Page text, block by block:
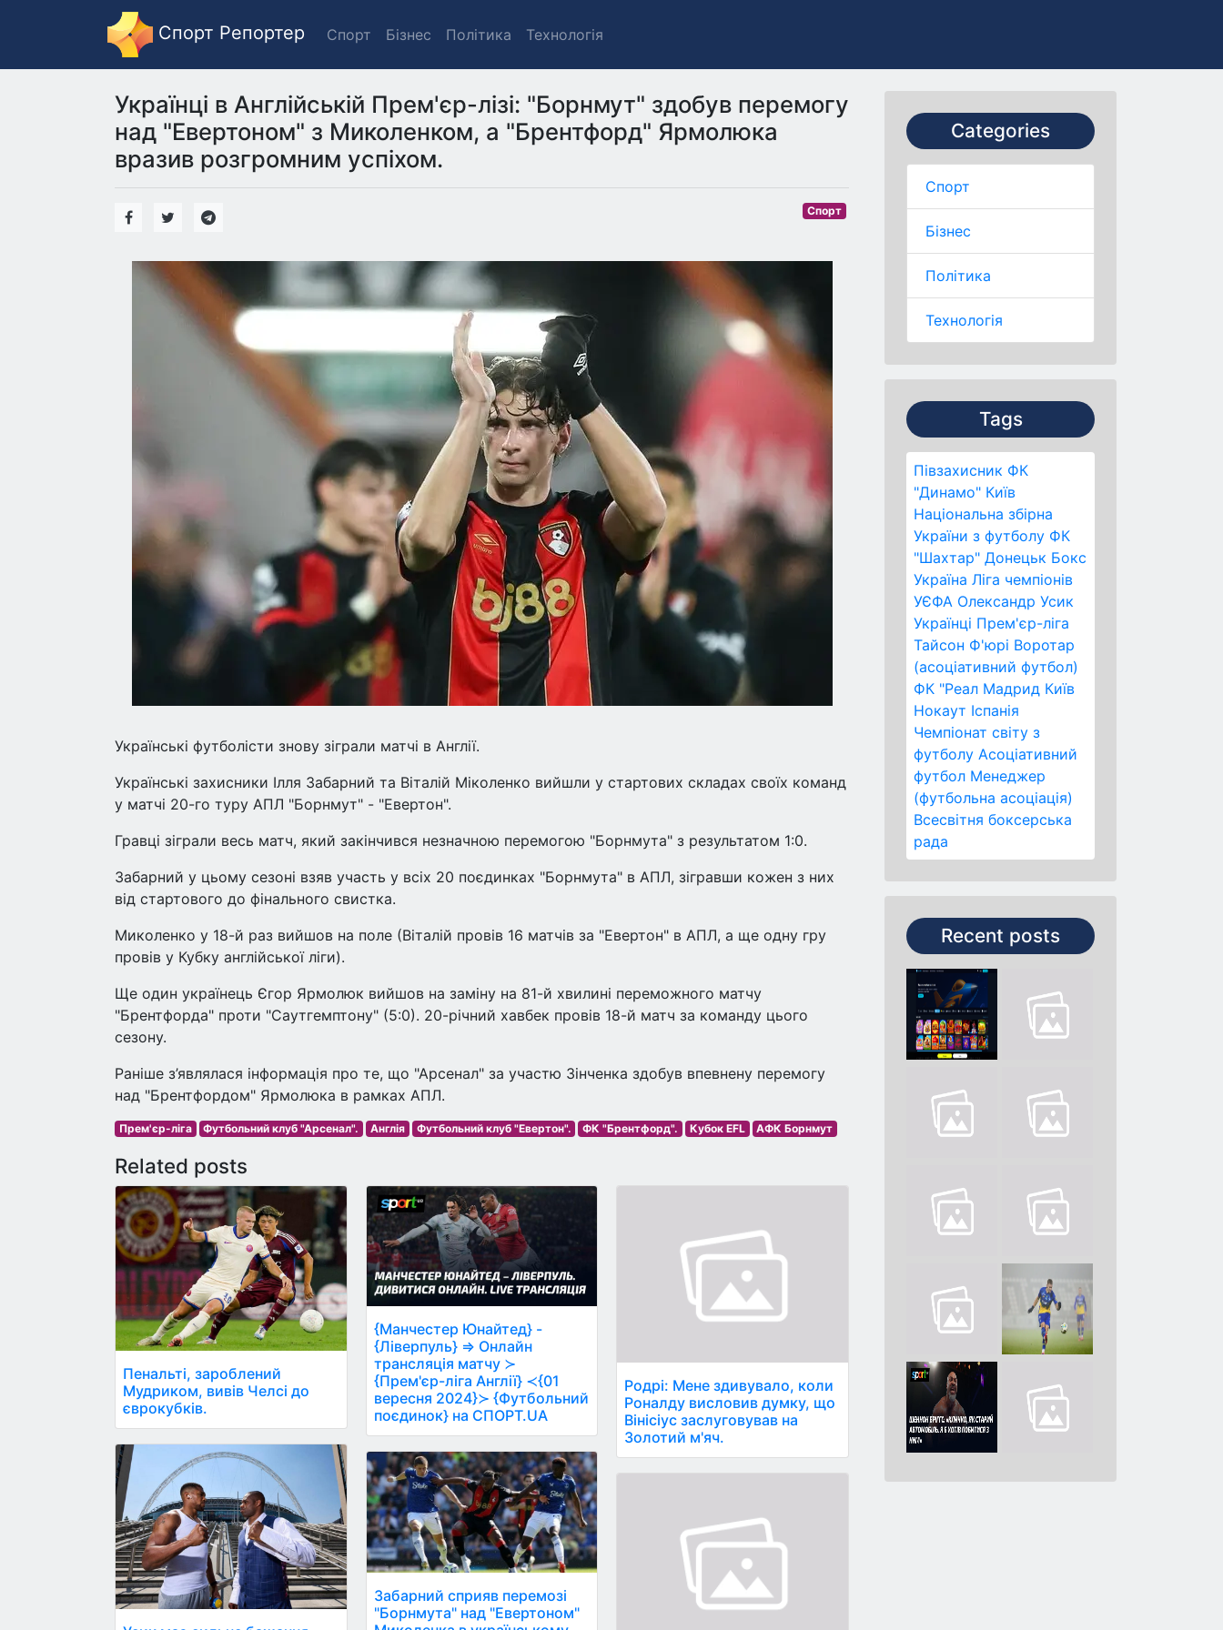
Спорт Репортер Спорт Бізнес Політика Технологія
Categories
Спорт
Бізнес
Політика
Технологія
Tags
Півзахисник ФК
"Динамо" Київ
Національна збірна
України з футболу ФК
"Шахтар" Донецьк Бокс
Україна Ліга чемпіонів
УЄФА Олександр Усик
Українці Прем'єр-ліга
Тайсон Ф'юрі Воротар
(асоціативний футбол)
ФК "Реал Мадрид Київ
Нокаут Іспанія
Чемпіонат світу з
футболу Асоціативний
футбол Менеджер
(футбольна асоціація)
Всесвітня боксерська
рада
Recent posts
Українці в Англійській Прем'єр-лізі: "Борнмут" здобув перемогу
над "Евертоном" з Миколенком, а "Брентфорд" Ярмолюка
вразив розгромним успіхом.
Спорт
Українські футболісти знову зіграли матчі в Англії.
Українські захисники Ілля Забарний та Віталій Міколенко вийшли у стартових складах своїх команд
у матчі 20-го туру АПЛ "Борнмут" - "Евертон".
Гравці зіграли весь матч, який закінчився незначною перемогою "Борнмута" з результатом 1:0.
Забарний у цьому сезоні взяв участь у всіх 20 поєдинках "Борнмута" в АПЛ, зігравши кожен з них
від стартового до фінального свистка.
Миколенко у 18-й раз вийшов на поле (Віталій провів 16 матчів за "Евертон" в АПЛ, а ще одну гру
провів у Кубку англійської ліги).
Ще один українець Єгор Ярмолюк вийшов на заміну на 81-й хвилині переможного матчу
"Брентфорда" проти "Саутгемптону" (5:0). 20-річний хавбек провів 18-й матч за команду цього
сезону.
Раніше з’являлася інформація про те, що "Арсенал" за участю Зінченка здобув впевнену перемогу
над "Брентфордом" Ярмолюка в рамках АПЛ.
Прем'єр-ліга Футбольний клуб "Арсенал". Англія Футбольний клуб "Евертон". ФК "Брентфорд". Кубок EFL АФК Борнмут
Related posts
Пенальті, зароблений
Мудриком, вивів Челсі до
єврокубків.
{Манчестер Юнайтед} -
{Ліверпуль} ⇒ Онлайн
трансляція матчу ≻
{Прем'єр-ліга Англії} ≺{01
вересня 2024}≻ {Футбольний
поєдинок} на СПОРТ.UA
Забарний сприяв перемозі
"Борнмута" над "Евертоном"
Родрі: Мене здивувало, коли
Роналду висловив думку, що
Вінісіус заслуговував на
Золотий м'яч.